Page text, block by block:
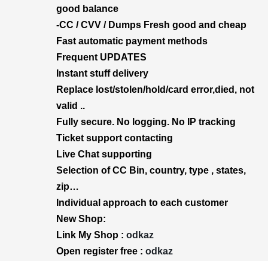
good balance
-CC / CVV / Dumps Fresh good and cheap
Fast automatic payment methods
Frequent UPDATES
Instant stuff delivery
Replace lost/stolen/hold/card error,died, not
valid ..
Fully secure. No logging. No IP tracking
Ticket support contacting
Live Chat supporting
Selection of CC Bin, country, type , states,
zip…
Individual approach to each customer
New Shop:
Link My Shop : odkaz
Open register free : odkaz